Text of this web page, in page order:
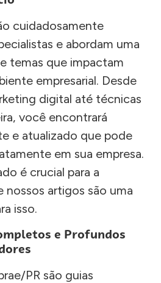
cuidadosamente
e abordam uma
temas que impactam
empresarial. Desde
digital até técnicas
você encontrará
e atualizado que pode
em sua empresa.
é crucial para a
artigos são uma
isso.
e Profundos
PR são guias